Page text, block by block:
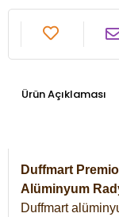
Ürün Açıklaması
Duffmart
Alüminyum
Duffmart